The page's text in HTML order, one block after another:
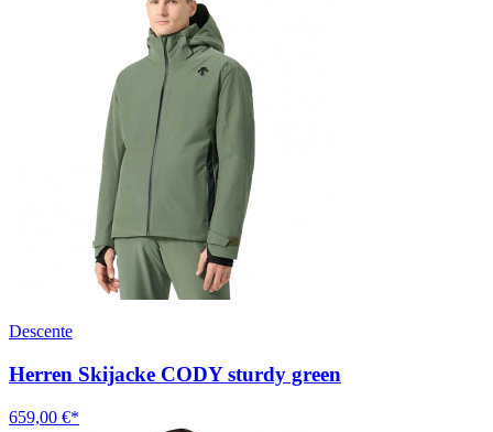
Descente
Herren Skijacke CODY sturdy green
659,00 €*